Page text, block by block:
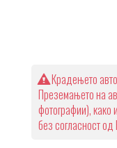
Крадењето
Преземањето на
фотографии),
без согласност